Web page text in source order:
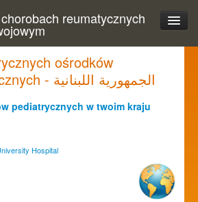
reumatycznych
ośrodków
reumatologicznych - الجمهورية اللبنانية
pediatrycznych w twoim kraju
Hospital